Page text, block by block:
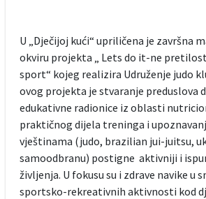
U „Dječijoj kući“ upriličena je završna
okviru projekta „ Lets do it-ne
sport“ kojeg realizira Udruženje judo
ovog projekta je stvaranje preduslova
edukativne radionice iz oblasti
praktičnog dijela treninga i
vještinama (judo, brazilian jui-juitsu,
samoodbranu) postigne aktivniji i
življenja. U fokusu su i zdrave navike u
sportsko-rekreativnih aktivnosti kod